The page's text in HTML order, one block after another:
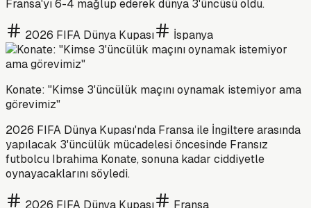
Fransa'yı 6-4 mağlup ederek dünya 3'üncüsü oldu.
2026 FIFA Dünya Kupası İspanya
Konate: "Kimse 3'üncülük maçını oynamak istemiyor ama
görevimiz"
2026 FIFA Dünya Kupası'nda Fransa ile İngiltere arasında
yapılacak 3'üncülük mücadelesi öncesinde Fransız
futbolcu Ibrahima Konate, sonuna kadar ciddiyetle
oynayacaklarını söyledi.
2026 FIFA Dünya Kupası Fransa